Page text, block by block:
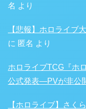
名 より
【悲報】ホロライブ
に 匿名 より
ホロライブTCG『ホ
公式発表―PVが非公
【ホロライブ】さく